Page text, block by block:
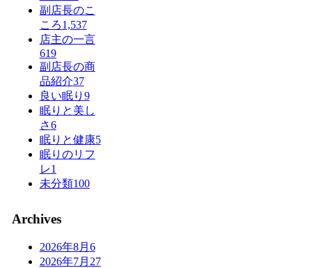
副店長のこ
ころ1,537
店主の一言
619
副店長の商
品紹介37
良い眠り 9
眠りと美し
さ6
眠りと健康5
眠りのリフ
レ1
未分類100
Archives
2026年8月 6
2026年7月 27